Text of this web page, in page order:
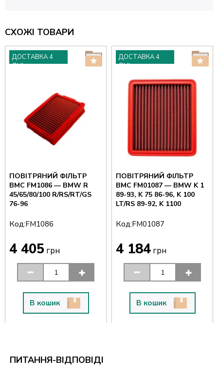
СХОЖІ ТОВАРИ
ДОСТАВКА 4
ДНІ
ПОВІТРЯНИЙ ФІЛЬТР
BMC FM1086 — BMW R
45/65/80/100 R/RS/RT/GS
76-96
Код:FM1086
4 405 грн
В кошик
ДОСТАВКА 4
ДНІ
ПОВІТРЯНИЙ ФІЛЬТР
BMC FM01087 — BMW K 1
89-93, K 75 86-96, K 100
LT/RS 89-92, K 1100
Код:FM01087
4 184 грн
В кошик
ПИТАННЯ-ВІДПОВІДІ